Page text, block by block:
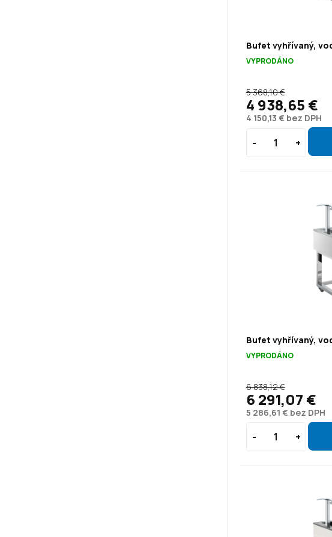
Bufet vyhřívaný,
VYPRODÁNO
4 150,13 € bez DPH
5 368,10 €
4 938,65 €
Bufet vyhřívaný,
VYPRODÁNO
5 286,61 € bez DPH
6 838,12 €
6 291,07 €